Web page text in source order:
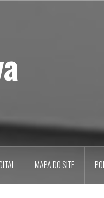
MAPA DO SITE